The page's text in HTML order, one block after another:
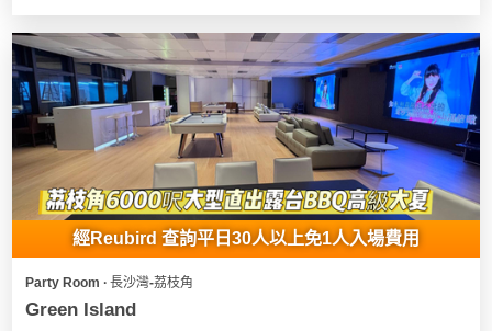
經Reubird 查詢平日30人以上免1人入場費用
Party Room ∙ 長沙灣-荔枝角
Green Island